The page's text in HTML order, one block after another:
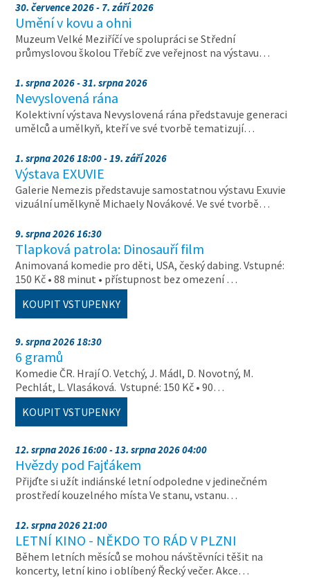
30. července 2026 - 7. září 2026
Umění v kovu a ohni
Muzeum Velké Meziříčí ve spolupráci se Střední
průmyslovou školou Třebíč zve veřejnost na výstavu…
1. srpna 2026 - 31. srpna 2026
Nevyslovená rána
Kolektivní výstava Nevyslovená rána představuje generaci
umělců a umělkyň, kteří ve své tvorbě tematizují…
1. srpna 2026 18:00 - 19. září 2026
Výstava EXUVIE
Galerie Nemezis představuje samostatnou výstavu Exuvie
vizuální umělkyně Michaely Novákové. Ve své tvorbě…
9. srpna 2026 16:30
Tlapková patrola: Dinosauří film
Animovaná komedie pro děti, USA, český dabing. Vstupné:
150 Kč • 88 minut • přístupnost bez omezení …
KOUPIT VSTUPENKY
9. srpna 2026 18:30
6 gramů
Komedie ČR. Hrají O. Vetchý, J. Mádl, D. Novotný, M.
Pechlát, L. Vlasáková. Vstupné: 150 Kč • 90…
KOUPIT VSTUPENKY
12. srpna 2026 16:00 - 13. srpna 2026 04:00
Hvězdy pod Fajťákem
Přijďte si užít indiánské letní odpoledne v jedinečném
prostředí kouzelného místa Ve stanu, vstanu…
12. srpna 2026 21:00
LETNÍ KINO - NĚKDO TO RÁD V PLZNI
Během letních měsíců se mohou návštěvníci těšit na
koncerty, letní kino i oblíbený Řecký večer. Akce…